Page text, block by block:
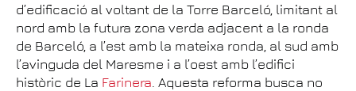
d’edificació al voltant de la Torre Barceló, limitant al
nord amb la futura zona verda adjacent a la ronda
de Barceló, a l’est amb la mateixa ronda, al sud amb
l’avinguda del Maresme i a l’oest amb l’edifici
històric de La Farinera . Aquesta reforma busca no